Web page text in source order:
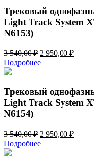
540,00 ₽.
Трековый
Light Track System
N6153)
3 540,00₽ Первоначальная
цена
составляла
540,00 ₽.
2 950,00 ₽
Подробнее
Трековый
Light Track System
N6154)
3 540,00₽ Первоначальная
цена
составляла
2 950,00 ₽
Подробнее